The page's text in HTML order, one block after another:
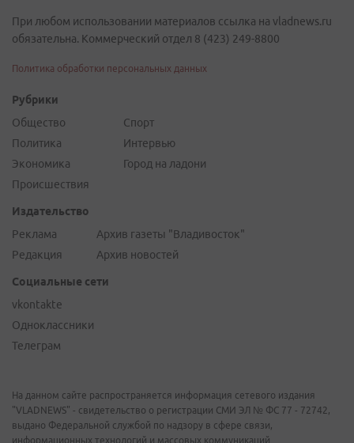
При любом использовании материалов ссылка на vladnews.ru
обязательна. Коммерческий отдел 8 (423) 249-8800
Политика обработки персональных данных
Рубрики
Общество
Политика
Экономика
Происшествия
Спорт
Интервью
Город на ладони
Издательство
Реклама
Редакция
Архив газеты "Владивосток"
Архив новостей
Социальные сети
vkontakte
Одноклассники
Телеграм
На данном сайте распространяется информация сетевого издания
"VLADNEWS" - свидетельство о регистрации СМИ ЭЛ № ФС 77 - 72742,
выдано Федеральной службой по надзору в сфере связи,
информационных технологий и массовых коммуникаций